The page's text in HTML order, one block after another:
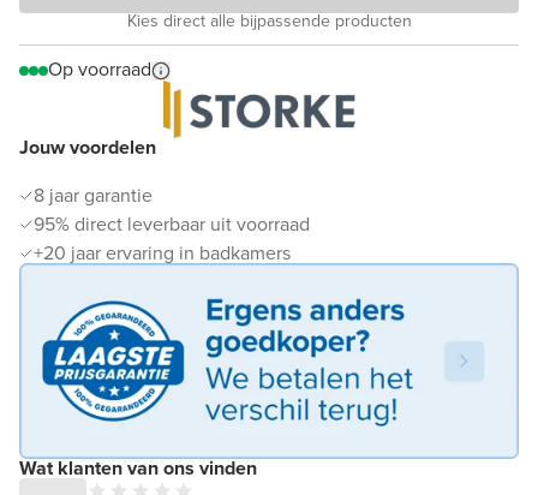
Jouw voordelen
8 jaar garantie
95% direct leverbaar uit voorraad
+20 jaar ervaring in badkamers
Wat klanten van ons vinden
Kies direct alle bijpassende producten
Op voorraad